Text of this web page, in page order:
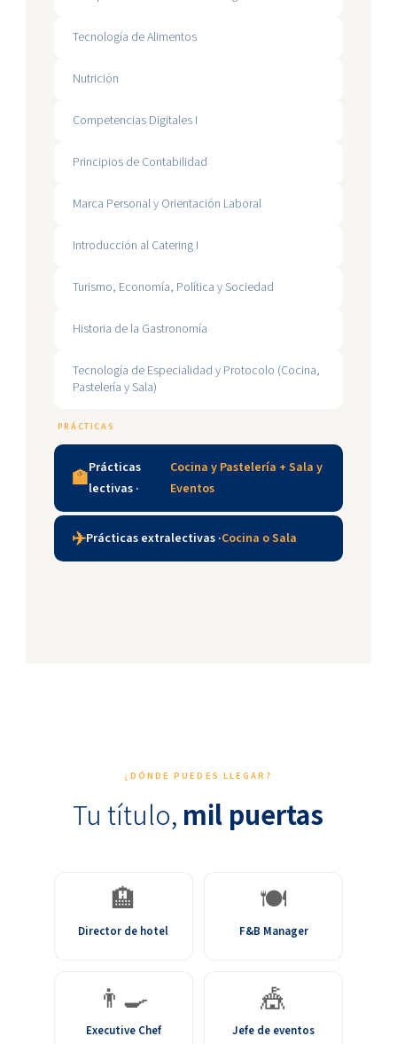
Tecnología de Alimentos
Nutrición
Competencias Digitales I
Principios de Contabilidad
Marca Personal y Orientación Laboral
Introducción al Catering I
Turismo, Economía, Política y Sociedad
Historia de la Gastronomía
Tecnología de Especialidad y Protocolo (Cocina,
Pastelería y Sala)
PRÁCTICAS
🏫Prácticas
lectivas ·
Cocina y Pastelería + Sala y
Eventos
✈️Prácticas extralectivas ·Cocina o Sala
¿DÓNDE PUEDES LLEGAR?
Tu título, mil puertas
🏨
Director de hotel
🍽️
F&B Manager
👨‍🍳
Executive Chef
🎪
Jefe de eventos